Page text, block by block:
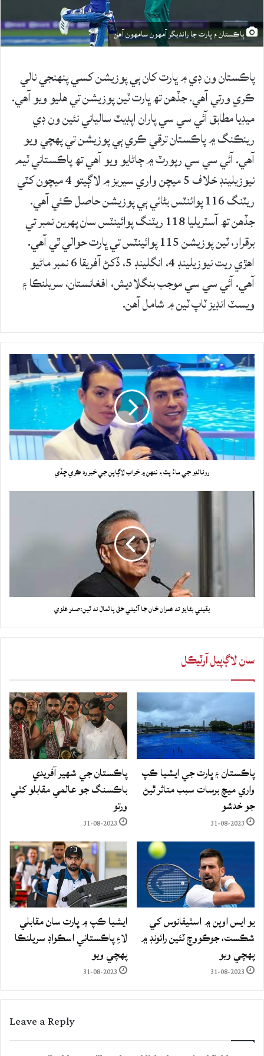
پاڪستان ۽ ڀارت جا رانديگر آمهون سامهون آهن
پاڪستان ون ڊي ۾ ڀارت کان ٻي پوزيشن کسي پنهنجي نالي
ڪري ورتي آهي. جڏهن تھ ڀارت ٽين پوزيشن تي هليو ويو آهي.
ميڊيا مطابق آئي سي سي پاران اپڊيٽ سالياني نئين ون ڊي
رينڪنگ ۾ پاڪستان ترقي ڪري ٻي پوزيشن تي پهچي ويو
آهي. آئي سي سي رپورٽ ۾ ڄاڻايو ويو آهي تھ پاڪستاني ٽيم
نيوزيلينڊ خلاف 5 ميچن واري سيريز ۾ لاڳيتو 4 ميچون کٽي
ريٽنگ 116 پوائنٽس بڻائي ٻي پوزيشن حاصل ڪئي آهي.
جڏهن تھ آسٽريليا 118 ريٽنگ پوائينٽس سان پهرين نمبر تي
برقرار، ٽين پوزيشن 115 پوائينٽس تي ڀارت حوالي ٿي آهي.
اهڙي ريت نيوزيلينڊ 4، انگلينڊ 5، ڏکڻ آفريقا 6 نمبر ماڻيو
آهي. آئي سي سي موجب بنگلاديش، افغانستان، سريلنڪا ۽
ويسٽ انڊيز ٽاپ ٽين ۾ شامل آهن.
رونالڊو جي ماءُ پٽ ۽ ننهن ۾ خراب لاڳاپن جي خبر رد ڪري ڇڏي
يقيني بڻايو ته عمران خان جا آئيني حق پائمال نه ٿين:صدر علوي
سان لاڳاپيل آرٽيڪل
پاڪستان ۽ ڀارت جي ايشيا ڪپ
واري ميچ برسات سبب متاثر ٿيڻ
جو خدشو
31-08-2023
پاڪستان جي شهير آفريدي
باڪسنگ جو عالمي مقابلو کٽي
ورتو
31-08-2023
يو ايس اوپن ۾ اسٽيفانوس کي
شڪست، جوڪووچ ٽئين رائونڊ ۾
پهچي ويو
31-08-2023
ايشيا ڪپ ۾ ڀارت سان مقابلي
لاءِ پاڪستاني اسڪواڊ سريلنڪا
پهچي ويو
31-08-2023
Leave a Reply